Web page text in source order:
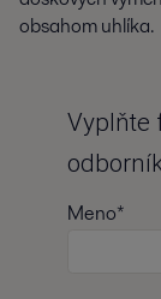
obsahom uhlíka.
Vyplňte
Meno*